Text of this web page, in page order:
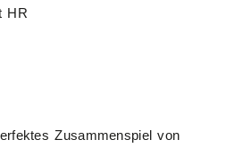
HR
Zusammenspiel von